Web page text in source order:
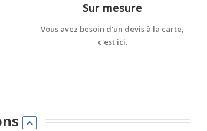
Sur mesure
Vous avez besoin d'un devis à la carte,
c'est ici.